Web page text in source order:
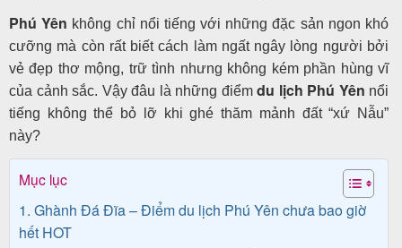
Combo
Quy
Nhơn
khởi
Phú Yên không chỉ nổi tiếng với những đặc sản ngon khó
cưỡng mà còn rất biết cách làm ngất ngây lòng người bởi
vẻ đẹp thơ mộng, trữ tình nhưng không kém phần hùng vĩ
của cảnh sắc. Vậy đâu là những điểm du lịch Phú Yên nổi
tiếng không thể bỏ lỡ khi ghé thăm mảnh đất “xứ Nẫu”
này?
Mục lục
1. Ghành Đá Đĩa – Điểm du lịch Phú Yên chưa bao giờ
hết HOT